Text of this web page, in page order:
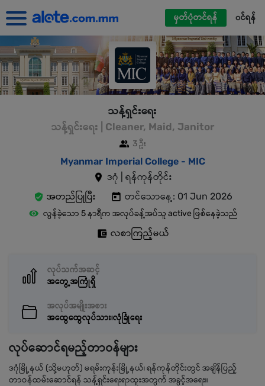
မှတ်ပုံတင်ရန် ၀င်ရန်
သန့်ရှင်းရေး
သန့်ရှင်းရေး | Cleaner, Maid, Janitor
3 ဦး
Myanmar Imperial College - MIC
ဒဂုံ | ရန်ကုန်တိုင်း
အတည်ပြုပြီး
တင်သောနေ့: 01 Jun 2026
လွန်ခဲ့သော 5 နာရီက အလုပ်ခန့်အပ်သူ active ဖြစ်နေခဲ့သည်
လစာကြည့်မယ်
လုပ်သက်အဆင့်
အတွေ့အကြုံရှိ
အလုပ်အမျိုးအစား
အထွေထွေလုပ်သား၊လုံခြုံရေး
လုပ်ဆောင်ရမည့်တာဝန်များ
ဒဂုံမြို့နယ် (သို့မဟုတ်) မရမ်းကုန်းမြို့နယ်၊ ရန်ကုန်တိုင်းတွင် အချိန်ပြည့်
တာဝန်ထမ်းဆောင်ရန် သန့်ရှင်းရေးရာထူးအတွက် အခွင့်အရေး။